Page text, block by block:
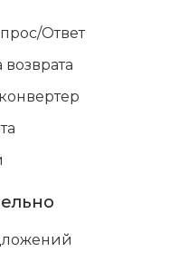
Ответ